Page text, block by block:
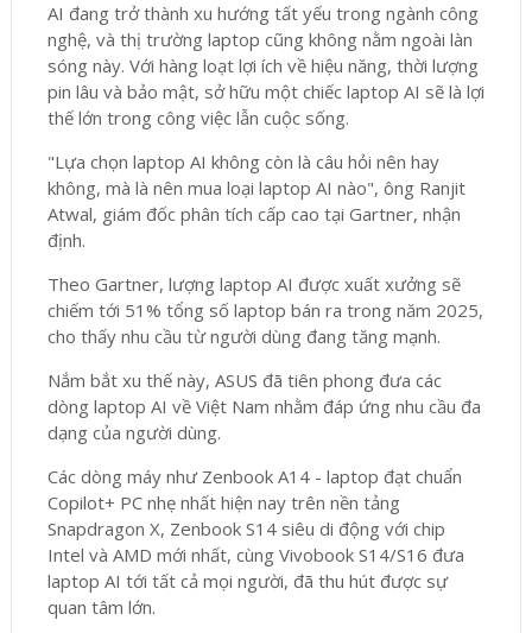
AI đang trở thành xu hướng tất yếu trong ngành công
nghệ, và thị trường laptop cũng không nằm ngoài làn
sóng này. Với hàng loạt lợi ích về hiệu năng, thời lượng
pin lâu và bảo mật, sở hữu một chiếc laptop AI sẽ là lợi
thế lớn trong công việc lẫn cuộc sống.
"Lựa chọn laptop AI không còn là câu hỏi nên hay
không, mà là nên mua loại laptop AI nào", ông Ranjit
Atwal, giám đốc phân tích cấp cao tại Gartner, nhận
định.
Theo Gartner, lượng laptop AI được xuất xưởng sẽ
chiếm tới 51% tổng số laptop bán ra trong năm 2025,
cho thấy nhu cầu từ người dùng đang tăng mạnh.
Nắm bắt xu thế này, ASUS đã tiên phong đưa các
dòng laptop AI về Việt Nam nhằm đáp ứng nhu cầu đa
dạng của người dùng.
Các dòng máy như Zenbook A14 - laptop đạt chuẩn
Copilot+ PC nhẹ nhất hiện nay trên nền tảng
Snapdragon X, Zenbook S14 siêu di động với chip
Intel và AMD mới nhất, cùng Vivobook S14/S16 đưa
laptop AI tới tất cả mọi người, đã thu hút được sự
quan tâm lớn.